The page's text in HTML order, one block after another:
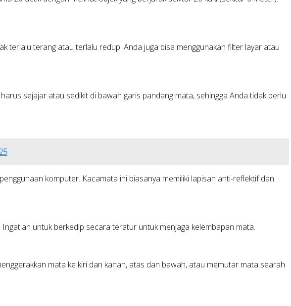
terlalu terang atau terlalu redup. Anda juga bisa menggunakan filter layar atau
sejajar atau sedikit di bawah garis pandang mata, sehingga Anda tidak perlu
komputer. Kacamata ini biasanya memiliki lapisan anti-reflektif dan
untuk berkedip secara teratur untuk menjaga kelembapan mata.
mata ke kiri dan kanan, atas dan bawah, atau memutar mata searah